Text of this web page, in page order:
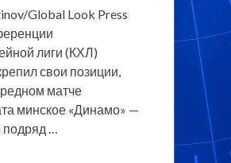
Global Look Press
лиги (КХЛ)
свои позиции,
матче
минское «Динамо» —
подряд …